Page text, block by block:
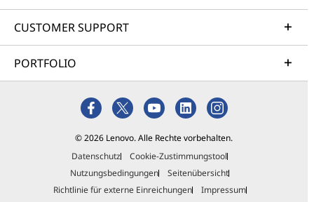
CUSTOMER SUPPORT
PORTFOLIO
© 2026 Lenovo. Alle Rechte vorbehalten.
Datenschutz
Cookie-Zustimmungstool
Nutzungsbedingungen
Seitenübersicht
Richtlinie für externe Einreichungen
Impressum